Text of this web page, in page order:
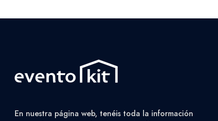
En nuestra página web, tenéis toda la información